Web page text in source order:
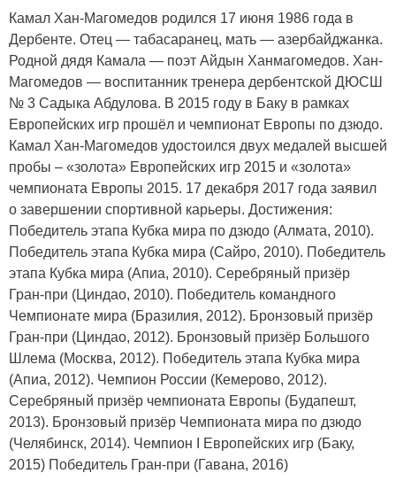
Камал Хан-Магомедов родился 17 июня 1986 года в
Дербенте. Отец — табасаранец, мать — азербайджанка.
Родной дядя Камала — поэт Айдын Ханмагомедов. Хан-
Магомедов — воспитанник тренера дербентской ДЮСШ
№ 3 Садыка Абдулова. В 2015 году в Баку в рамках
Европейских игр прошёл и чемпионат Европы по дзюдо.
Камал Хан-Магомедов удостоился двух медалей высшей
пробы – «золота» Европейских игр 2015 и «золота»
чемпионата Европы 2015. 17 декабря 2017 года заявил
о завершении спортивной карьеры. Достижения:
Победитель этапа Кубка мира по дзюдо (Алмата, 2010).
Победитель этапа Кубка мира (Сайро, 2010). Победитель
этапа Кубка мира (Апиа, 2010). Серебряный призёр
Гран-при (Циндао, 2010). Победитель командного
Чемпионате мира (Бразилия, 2012). Бронзовый призёр
Гран-при (Циндао, 2012). Бронзовый призёр Большого
Шлема (Москва, 2012). Победитель этапа Кубка мира
(Апиа, 2012). Чемпион России (Кемерово, 2012).
Серебряный призёр чемпионата Европы (Будапешт,
2013). Бронзовый призёр Чемпионата мира по дзюдо
(Челябинск, 2014). Чемпион I Европейских игр (Баку,
2015) Победитель Гран-при (Гавана, 2016)